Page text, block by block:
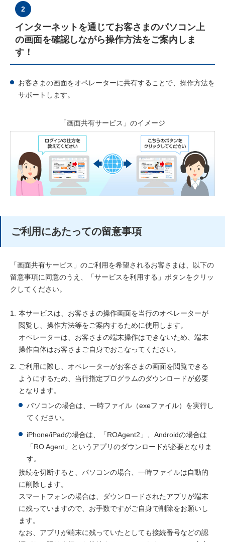
2
インターネットを通じてお客さまのパソコン上
の画面を確認しながら操作方法をご案内しま
す！
お客さまの画面をオペレーターに共有することで、操作方法を
サポートします。
「画面共有サービス」のイメージ
ご利用にあたっての留意事項
「画面共有サービス」のご利用を希望されるお客さまは、以下の
留意事項に同意のうえ、「サービスを利用する」ボタンをクリッ
クしてください。
1. 本サービスは、お客さまの操作画面を当行のオペレーターが
閲覧し、操作方法等をご案内するために使用します。
オペレーターは、お客さまの端末操作はできないため、端末
操作自体はお客さまご自身でおこなってください。
2. ご利用に際し、オペレーターがお客さまの画面を閲覧できる
ようにするため、当行指定プログラムのダウンロードが必要
となります。
パソコンの場合は、一時ファイル（exeファイル）を実行し
てください。
iPhone/iPadの場合は、「ROAgent2」、Androidの場合は
「RO Agent」というアプリのダウンロードが必要となりま
す。
接続を切断すると、パソコンの場合、一時ファイルは自動的
に削除します。
スマートフォンの場合は、ダウンロードされたアプリが端末
に残っていますので、お手数ですがご自身で削除をお願いし
ます。
なお、アプリが端末に残っていたとしても接続番号などの認